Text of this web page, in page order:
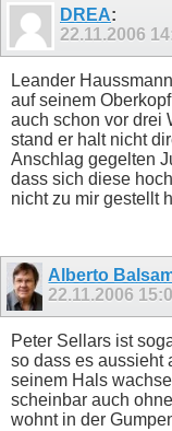
DREA:
22.11.2006
Leander
auf seinem
auch schon vor drei
stand er halt nicht
Anschlag gegelten
dass sich diese
nicht zu mir gestellt
Alberto
22.11.2006
Peter Sellars ist
so dass es aussieht
seinem Hals
scheinbar auch
wohnt in der